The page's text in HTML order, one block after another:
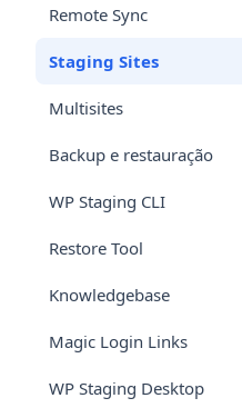
Remote Sync
Staging Sites
Multisites
Backup e restauração
WP Staging CLI
Restore Tool
Knowledgebase
Magic Login Links
WP Staging Desktop